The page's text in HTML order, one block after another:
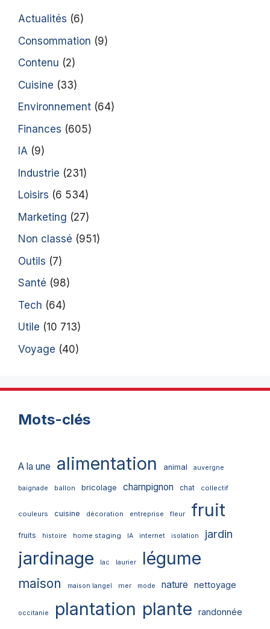
Actualités (6)
Consommation (9)
Contenu (2)
Cuisine (33)
Environnement (64)
Finances (605)
IA (9)
Industrie (231)
Loisirs (6 534)
Marketing (27)
Non classé (951)
Outils (7)
Santé (98)
Tech (64)
Utile (10 713)
Voyage (40)
Mots-clés
A la une alimentation animal auvergne
baignade ballon bricolage champignon chat collectif
couleurs cuisine décoration entreprise fleur fruit
fruits histoire home staging IA internet isolation jardin
jardinage lac laurier légume
maison maison langel mer mode nature nettoyage
occitanie plantation plante randonnée